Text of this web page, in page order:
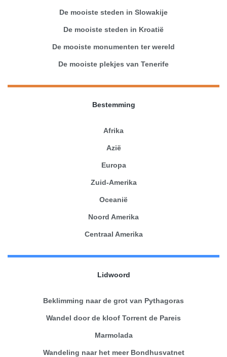
De mooiste steden in Slowakije
De mooiste steden in Kroatië
De mooiste monumenten ter wereld
De mooiste plekjes van Tenerife
Bestemming
Afrika
Azië
Europa
Zuid-Amerika
Oceanië
Noord Amerika
Centraal Amerika
Lidwoord
Beklimming naar de grot van Pythagoras
Wandel door de kloof Torrent de Pareis
Marmolada
Wandeling naar het meer Bondhusvatnet